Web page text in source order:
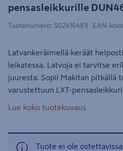
pensasleikkurille
Tuotenumero: 502416481 EAN-
Latvankeräimellä keräät
leikatessa. Latvoja ei tarvitse
juuresta. Sopii Makitan pitkällä
varustettuun LXT-
Lue koko tuotekuvaus
Tuote ei ole